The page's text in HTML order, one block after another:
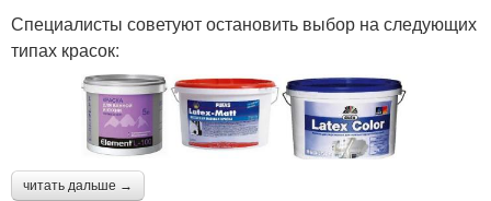
Специалисты советуют остановить выбор на следующих
типах красок:
читать дальше →